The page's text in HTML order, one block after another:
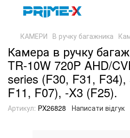
КАМЕРИ В ручку багажника
Камера в ручку
TR-10W 720P AHD/
series (F30, F31,
F11, F07), -X3 (F25).
Артикул: PX26828 Написати відгук